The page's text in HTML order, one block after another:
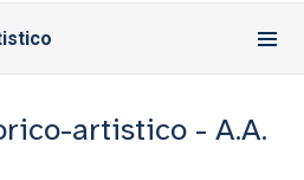
artistico - A.A.